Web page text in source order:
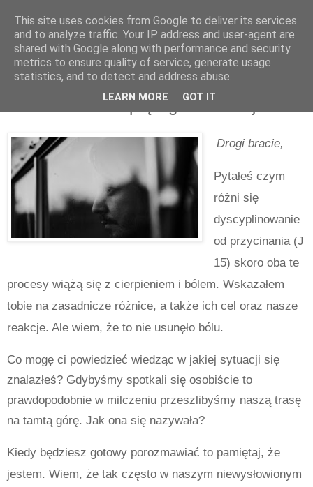
poniedziałek, listopada 15, 2021
Krótki list do cierpiącego chrześcijanina
Drogi bracie,
Pytałeś czym
różni się
dyscyplinowanie
od przycinania (J
15) skoro oba te
procesy wiążą się z cierpieniem i bólem. Wskazałem
tobie na zasadnicze różnice, a także ich cel oraz nasze
reakcje. Ale wiem, że to nie usunęło bólu.
Co mogę ci powiedzieć wiedząc w jakiej sytuacji się
znalazłeś? Gdybyśmy spotkali się osobiście to
prawdopodobnie w milczeniu przeszlibyśmy naszą trasę
na tamtą górę. Jak ona się nazywała?
Kiedy będziesz gotowy porozmawiać to pamiętaj, że
jestem. Wiem, że tak często w naszym niewysłowionym
This site uses cookies from Google to deliver its services
and to analyze traffic. Your IP address and user-agent are
shared with Google along with performance and security
metrics to ensure quality of service, generate usage
statistics, and to detect and address abuse.
LEARN MORE GOT IT